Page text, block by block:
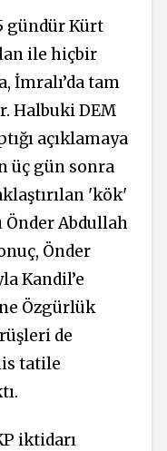
gündür Kürt
ile hiçbir
İmralı’da tam
Halbuki DEM
açıklamaya
üç gün sonra
'kök'
Önder Abdullah
Önder
Kandil’e
Özgürlük
de
tatile
iktidarı